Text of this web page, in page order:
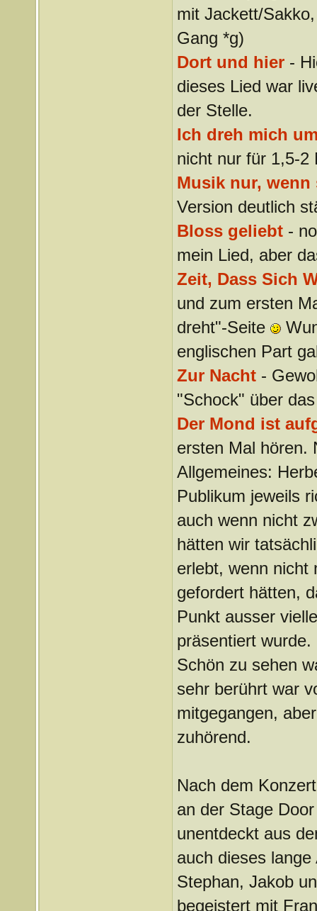
mit Jackett/
Gang *g)
Dort und hier-
dieses Lied war
der Stelle.
Ich dreh mich
nicht nur für 1,5-2
Musik nur, wenn
Version deutlich
Bloss geliebt-
mein Lied, aber
Zeit, Dass Sich
und zum ersten
dreht"-Seite
englischen Part
Zur Nacht-
"Schock" über
Der Mond ist
ersten Mal hören.
Allgemeines:
Publikum jeweils
auch wenn nicht
hätten wir
erlebt, wenn nicht
gefordert hätten,
Punkt ausser
präsentiert wurde.
Schön zu sehen
sehr berührt war
mitgegangen,
zuhörend.
Nach dem
an der Stage
unentdeckt aus
auch dieses
Stephan, Jakob
begeistert mit